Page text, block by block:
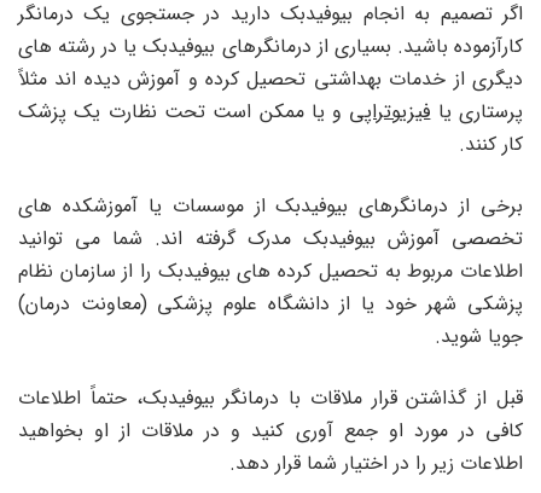
اگر تصمیم به انجام بیوفیدبک دارید در جستجوی یک درمانگر
کارآزموده باشید. بسیاری از درمانگرهای بیوفیدبک یا در رشته های
دیگری از خدمات بهداشتی تحصیل کرده و آموزش دیده اند مثلاً
پرستاری یافیزیوتراپی و یا ممکن است تحت نظارت یک پزشک
کار کنند.
برخی از درمانگرهای بیوفیدبک از موسسات یا آموزشکده های
تخصصی آموزش بیوفیدبک مدرک گرفته اند. شما می توانید
اطلاعات مربوط به تحصیل کرده های بیوفیدبک را از سازمان نظام
پزشکی شهر خود یا از دانشگاه علوم پزشکی (معاونت درمان)
جویا شوید.
قبل از گذاشتن قرار ملاقات با درمانگر بیوفیدبک، حتماً اطلاعات
کافی در مورد او جمع آوری کنید و در ملاقات از او بخواهید
اطلاعات زیر را در اختیار شما قرار دهد.